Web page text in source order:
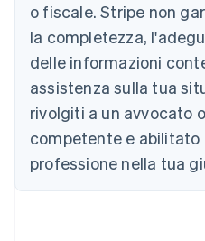
o fiscale. Stripe non
la completezza,
delle informazioni
assistenza sulla tua
rivolgiti a un avvocato
competente e abilitato
professione nella tua
PortuguêsEnglish
Bulgaria
English
Canada
English Français
Cina continentale
Cipro
English